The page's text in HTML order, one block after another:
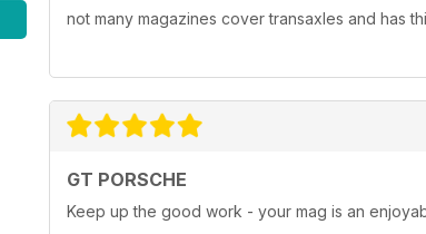
not many magazines cover transaxles and has
GT PORSCHE
Keep up the good work - your mag is an